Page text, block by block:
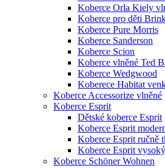
Koberce Orla Kiely
Koberce pro děti
Koberce Pure Morris
Koberce Sanderson
Koberce Scion
Koberce vlněné Ted
Koberce Wedgwood
Koberece Habitat
Koberce Accessorize vlněné
Koberce Esprit
Dětské koberce Esprit
Koberce Esprit
Koberce Esprit ručně
Koberce Esprit
Koberce Schöner Wohnen